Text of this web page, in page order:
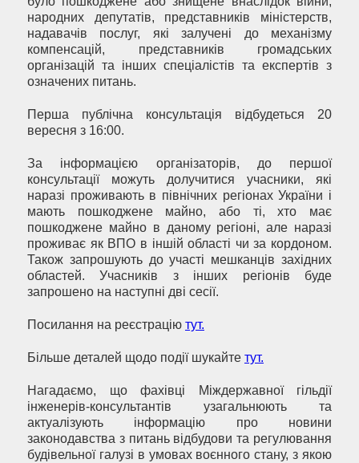
народних депутатів, представників міністерств,
надавачів послуг, які залучені до механізму
компенсацій, представників громадських
організацій та інших спеціалістів та експертів з
означених питань.
Перша публічна консультація відбудеться 20
вересня з 16:00.
За інформацією організаторів, до першої
консультації можуть долучитися учасники, які
наразі проживають в північних регіонах України і
мають пошкоджене майно, або ті, хто має
пошкоджене майно в даному регіоні, але наразі
проживає як ВПО в іншій області чи за кордоном.
Також запрошують до участі мешканців західних
областей. Учасників з інших регіонів буде
запрошено на наступні дві сесії.
Посилання на реєстрацію тут.
Більше деталей щодо події шукайте тут.
Нагадаємо, що фахівці Міждержавної гільдії
інженерів-консультантів узагальнюють та
актуалізують інформацію про новини
законодавства з питань відбудови та регулювання
будівельної галузі в умовах воєнного стану, з якою